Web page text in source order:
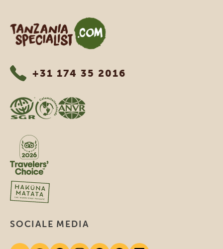
Tanzania Specialist
+31 174 35 2016
SOCIALE MEDIA